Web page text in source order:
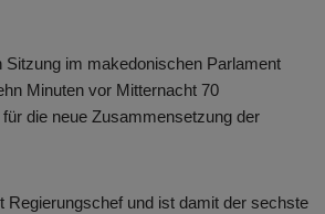
Sitzung im makedonischen Parlament
Minuten vor Mitternacht 70
die neue Zusammensetzung der
Regierungschef und ist damit der sechste